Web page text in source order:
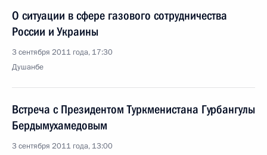
О ситуации в сфере газового сотрудничества
России и Украины
3 сентября 2011 года, 17:30
Душанбе
Встреча с Президентом Туркменистана Гурбангулы
Бердымухамедовым
3 сентября 2011 года, 13:00